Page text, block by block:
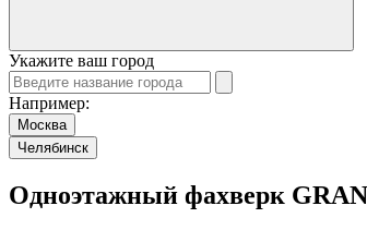
Укажите ваш город
Например:
Москва
Челябинск
Одноэтажный фахверк